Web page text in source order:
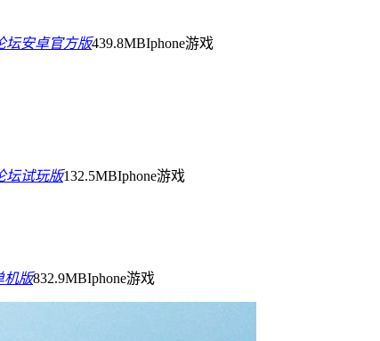
坛安卓官方版439.8MBIphone游戏
坛试玩版132.5MBIphone游戏
机版832.9MBIphone游戏